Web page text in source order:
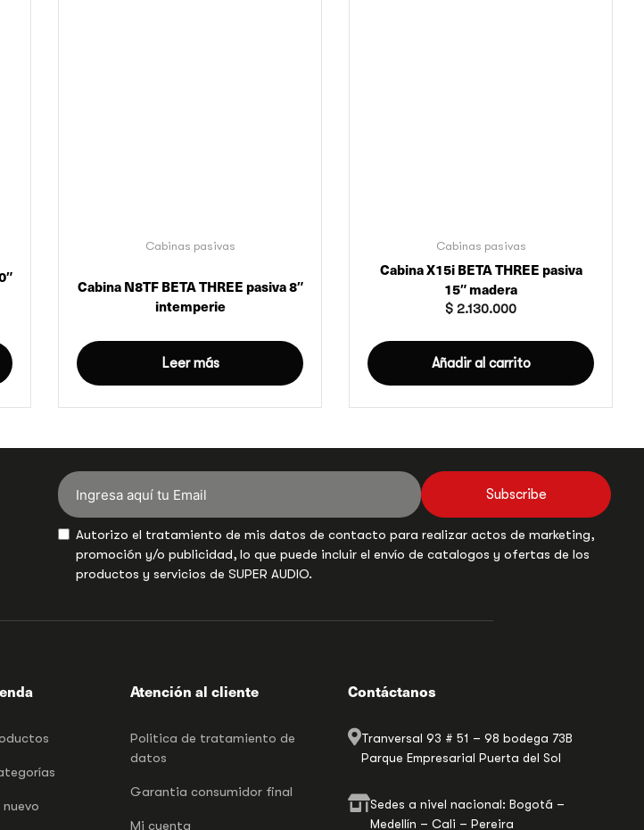
Cabinas pasivas
Cabina N8TF BETA THREE pasiva 8″
intemperie
Leer más
Cabinas pasivas
Cabina X15i BETA THREE pasiva
15″ madera
$ 2.130.000
Añadir al carrito
Subscribe
Autorizo el tratamiento de mis datos de contacto para realizar actos de marketing,
promoción y/o publicidad, lo que puede incluir el envío de catalogos y ofertas de los
productos y servicios de SUPER AUDIO.
nuevo
Atención al cliente
Politica de tratamiento de
datos
Garantia consumidor final
Mi cuenta
Contáctanos
Tranversal 93 # 51 – 98 bodega 73B
Parque Empresarial Puerta del Sol
Sedes a nivel nacional: Bogotá –
Medellín – Cali – Pereira